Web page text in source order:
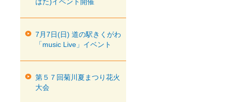
7月7日(日) 道の駅きくがわ
「music Live」イベント
第５７回菊川夏まつり花火
大会